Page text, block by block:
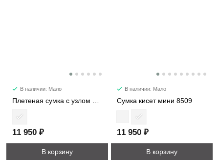
В наличии: Мало
11 950 ₽
В корзину
В наличии: Мало
Сумка кисет мини 8509
11 950 ₽
В корзину